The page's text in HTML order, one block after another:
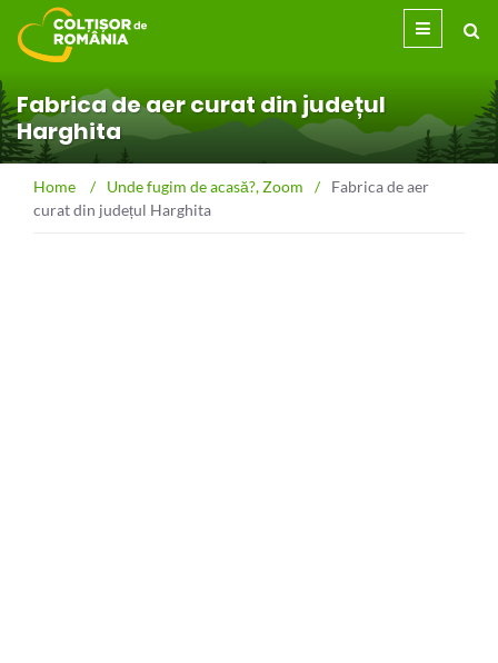
Fabrica de aer curat din județul
Harghita
Home / Unde fugim de acasă?,Zoom /
Fabrica de aer
curat din județul Harghita